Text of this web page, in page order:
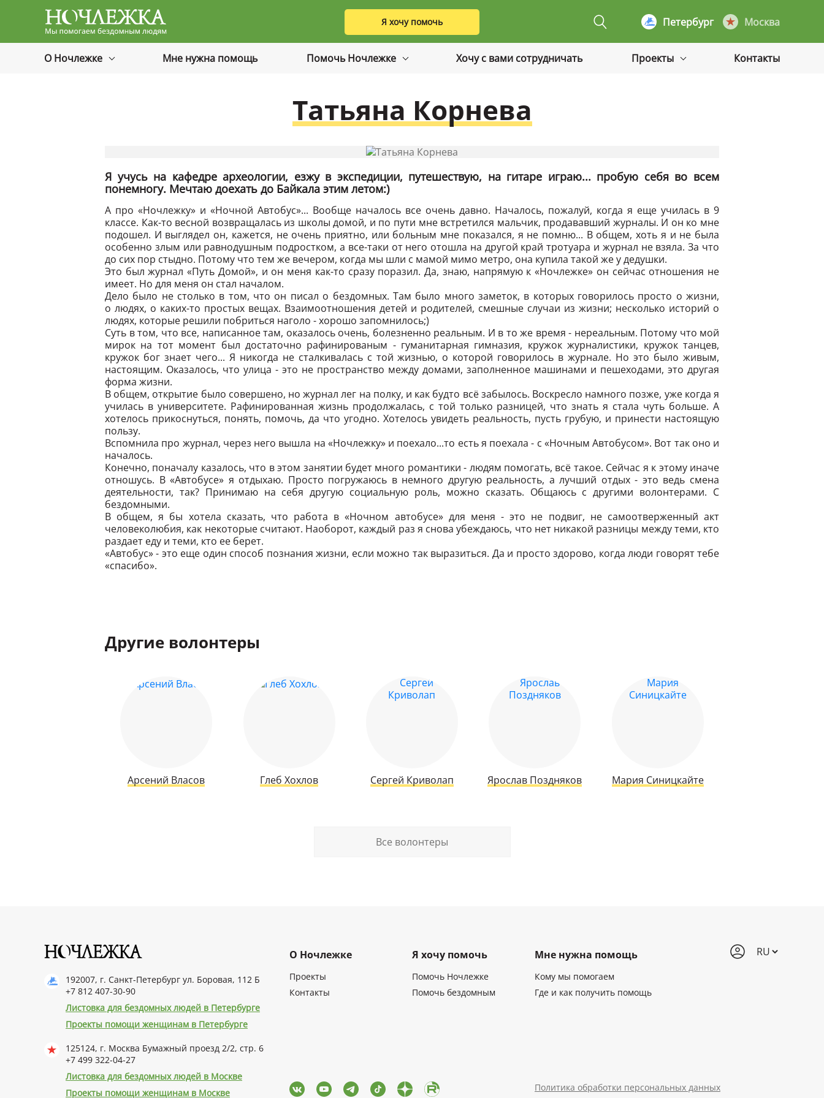
Баннер
Я хочу помочь Петербург Москва
О Ночлежке Мне нужна помощь Помочь Ночлежке Хочу с вами сотрудничать Проекты Контакты
Татьяна Корнева
Я учусь на кафедре археологии, езжу в экспедиции, путешествую, на гитаре играю... пробую себя во всем
понемногу. Мечтаю доехать до Байкала этим летом:)
А про «Ночлежку» и «Ночной Автобус»... Вообще началось все очень давно. Началось, пожалуй, когда я еще училась в 9
классе. Как-то весной возвращалась из школы домой, и по пути мне встретился мальчик, продававший журналы. И он ко мне
подошел. И выглядел он, кажется, не очень приятно, или больным мне показался, я не помню... В общем, хоть я и не была
особенно злым или равнодушным подростком, а все-таки от него отошла на другой край тротуара и журнал не взяла. За что
до сих пор стыдно. Потому что тем же вечером, когда мы шли с мамой мимо метро, она купила такой же у дедушки.
Это был журнал «Путь Домой», и он меня как-то сразу поразил. Да, знаю, напрямую к «Ночлежке» он сейчас отношения не
имеет. Но для меня он стал началом.
Дело было не столько в том, что он писал о бездомных. Там было много заметок, в которых говорилось просто о жизни,
о людях, о каких-то простых вещах. Взаимоотношения детей и родителей, смешные случаи из жизни; несколько историй о
людях, которые решили побриться наголо - хорошо запомнилось;)
Суть в том, что все, написанное там, оказалось очень, болезненно реальным. И в то же время - нереальным. Потому что мой
мирок на тот момент был достаточно рафинированым - гуманитарная гимназия, кружок журналистики, кружок танцев,
кружок бог знает чего... Я никогда не сталкивалась с той жизнью, о которой говорилось в журнале. Но это было живым,
настоящим. Оказалось, что улица - это не пространство между домами, заполненное машинами и пешеходами, это другая
форма жизни.
В общем, открытие было совершено, но журнал лег на полку, и как будто всё забылось. Воскресло намного позже, уже когда я
училась в университете. Рафинированная жизнь продолжалась, с той только разницей, что знать я стала чуть больше. А
хотелось прикоснуться, понять, помочь, да что угодно. Хотелось увидеть реальность, пусть грубую, и принести настоящую
пользу.
Вспомнила про журнал, через него вышла на «Ночлежку» и поехало...то есть я поехала - с «Ночным Автобусом». Вот так оно и
началось.
Конечно, поначалу казалось, что в этом занятии будет много романтики - людям помогать, всё такое. Сейчас я к этому иначе
отношусь. В «Автобусе» я отдыхаю. Просто погружаюсь в немного другую реальность, а лучший отдых - это ведь смена
деятельности, так? Принимаю на себя другую социальную роль, можно сказать. Общаюсь с другими волонтерами. С
бездомными.
В общем, я бы хотела сказать, что работа в «Ночном автобусе» для меня - это не подвиг, не самоотверженный акт
человеколюбия, как некоторые считают. Наоборот, каждый раз я снова убеждаюсь, что нет никакой разницы между теми, кто
раздает еду и теми, кто ее берет.
«Автобус» - это еще один способ познания жизни, если можно так выразиться. Да и просто здорово, когда люди говорят тебе
«спасибо».
Другие волонтеры
Арсений Власов Глеб Хохлов Сергей Криволап Ярослав Поздняков Мария Синицкайте
Все волонтеры
192007, г. Санкт-Петербург ул. Боровая, 112 Б
+7 812 407-30-90
Листовка для бездомных людей в Петербурге
Проекты помощи женщинам в Петербурге
125124, г. Москва Бумажный проезд 2/2, стр. 6
+7 499 322-04-27
Листовка для бездомных людей в Москве
Проекты помощи женщинам в Москве
О Ночлежке
Проекты
Контакты
Я хочу помочь
Помочь Ночлежке
Помочь бездомным
Мне нужна помощь
Кому мы помогаем
Где и как получить помощь
Политика обработки персональных данных